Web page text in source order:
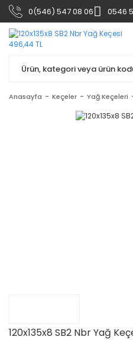
0(546) 547 08 06 0546
Anasayfa Keçeler Yağ Keçeleri
120x135x8 SB2 Nbr Yağ